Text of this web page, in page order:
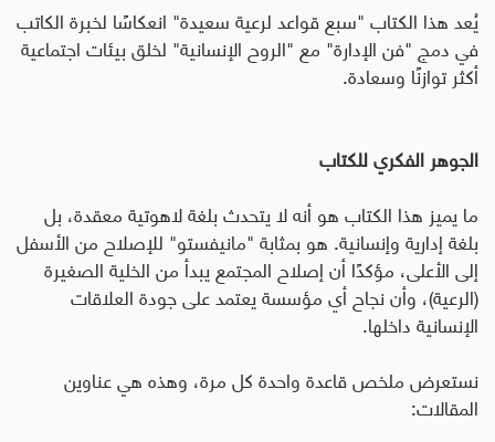
يُعد هذا الكتاب "سبع قواعد لرعية سعيدة" انعكاسًا لخبرة الكاتب
في دمج "فن الإدارة" مع "الروح الإنسانية" لخلق بيئات اجتماعية
أكثر توازنًا وسعادة.
الجوهر الفكري للكتاب
ما يميز هذا الكتاب هو أنه لا يتحدث بلغة لاهوتية معقدة، بل
بلغة إدارية وإنسانية. هو بمثابة "مانيفستو" للإصلاح من الأسفل
إلى الأعلى، مؤكدًا أن إصلاح المجتمع يبدأ من الخلية الصغيرة
(الرعية)، وأن نجاح أي مؤسسة يعتمد على جودة العلاقات
الإنسانية داخلها.
نستعرض ملخص قاعدة واحدة كل مرة، وهذه هي عناوين
المقالات: